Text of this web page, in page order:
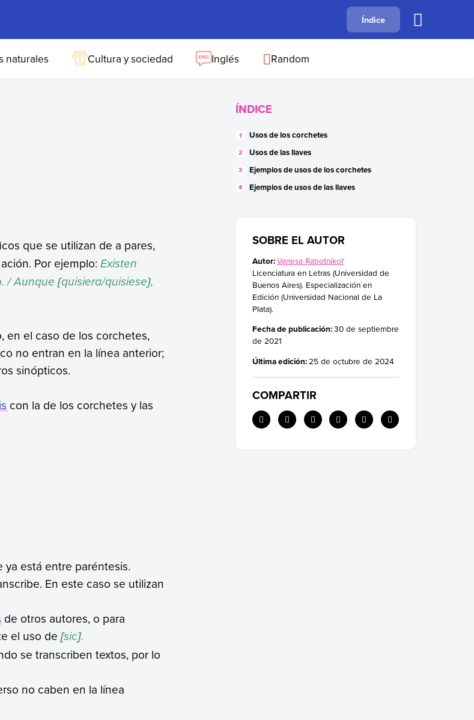
B C F
Índice
naturales Cultura y sociedad Inglés Random
que se utilizan de a pares,
Por ejemplo: Existen
/ Aunque{quisiera/quisiese},
en el caso de los corchetes,
no entran en la línea anterior;
sinópticos.
con la de los corchetes y las
está entre paréntesis.
En este caso se utilizan
de otros autores, o para
el uso de[sic].
se transcriben textos, por lo
no caben en la línea
ÍNDICE
Usos de los corchetes
Usos de las llaves
Ejemplos de usos de los corchetes
Ejemplos de usos de las llaves
SOBRE EL AUTOR
Autor:Vanesa Rabotnikof
Licenciatura en Letras (Universidad de
Buenos Aires). Especialización en
Edición (Universidad Nacional de La
Plata).
Fecha de publicación:30 de septiembre
de 2021
Última edición:25 de octubre de 2024
COMPARTIR